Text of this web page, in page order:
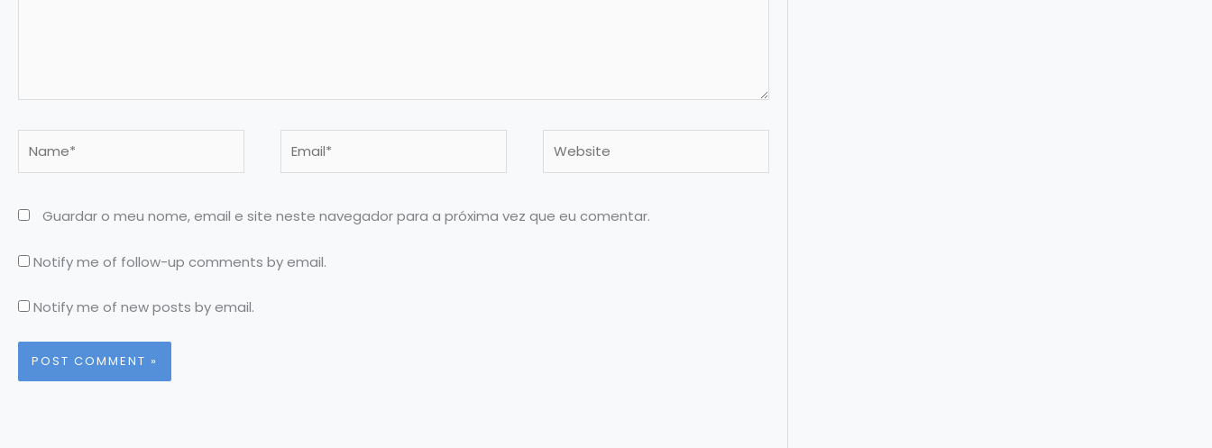
Guardar o meu nome, email e site neste navegador para a próxima vez que eu comentar.
Notify me of follow-up comments by email.
Notify me of new posts by email.